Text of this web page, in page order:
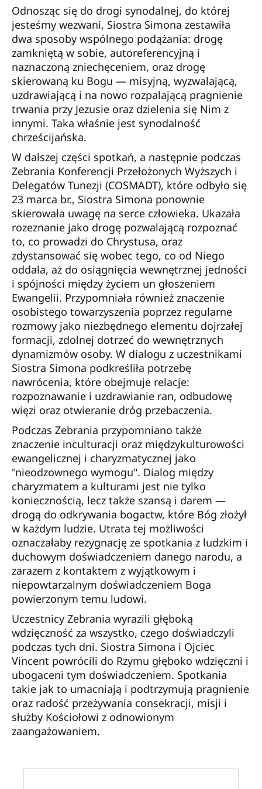
Odnosząc się do drogi synodalnej, do której
jesteśmy wezwani, Siostra Simona zestawiła
dwa sposoby wspólnego podążania: drogę
zamkniętą w sobie, autoreferencyjną i
naznaczoną zniechęceniem, oraz drogę
skierowaną ku Bogu — misyjną, wyzwalającą,
uzdrawiającą i na nowo rozpalającą pragnienie
trwania przy Jezusie oraz dzielenia się Nim z
innymi. Taka właśnie jest synodalność
chrześcijańska.
W dalszej części spotkań, a następnie podczas
Zebrania Konferencji Przełożonych Wyższych i
Delegatów Tunezji (COSMADT), które odbyło się
23 marca br., Siostra Simona ponownie
skierowała uwagę na serce człowieka. Ukazała
rozeznanie jako drogę pozwalającą rozpoznać
to, co prowadzi do Chrystusa, oraz
zdystansować się wobec tego, co od Niego
oddala, aż do osiągnięcia wewnętrznej jedności
i spójności między życiem un głoszeniem
Ewangelii. Przypomniała również znaczenie
osobistego towarzyszenia poprzez regularne
rozmowy jako niezbędnego elementu dojrzałej
formacji, zdolnej dotrzeć do wewnętrznych
dynamizmów osoby. W dialogu z uczestnikami
Siostra Simona podkreśliła potrzebę
nawrócenia, które obejmuje relacje:
rozpoznawanie i uzdrawianie ran, odbudowę
więzi oraz otwieranie dróg przebaczenia.
Podczas Zebrania przypomniano także
znaczenie inculturacji oraz międzykulturowości
ewangelicznej i charyzmatycznej jako
"nieodzownego wymogu". Dialog między
charyzmatem a kulturami jest nie tylko
koniecznością, lecz także szansą i darem —
drogą do odkrywania bogactw, które Bóg złożył
w każdym ludzie. Utrata tej możliwości
oznaczałaby rezygnację ze spotkania z ludzkim i
duchowym doświadczeniem danego narodu, a
zarazem z kontaktem z wyjątkowym i
niepowtarzalnym doświadczeniem Boga
powierzonym temu ludowi.
Uczestnicy Zebrania wyrazili głęboką
wdzięczność za wszystko, czego doświadczyli
podczas tych dni. Siostra Simona i Ojciec
Vincent powrócili do Rzymu głęboko wdzięczni i
ubogaceni tym doświadczeniem. Spotkania
takie jak to umacniają i podtrzymują pragnienie
oraz radość przeżywania consekracji, misji i
służby Kościołowi z odnowionym
zaangażowaniem.